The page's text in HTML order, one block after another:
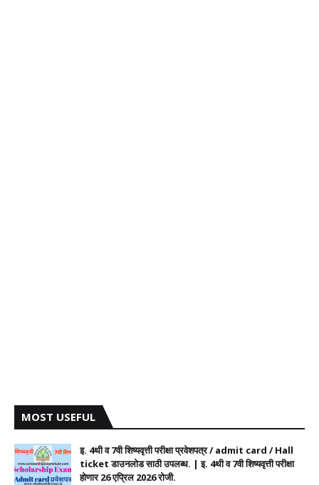
MOST USEFUL
इ. 4थी व 7वी शिष्यवृत्ती परीक्षा प्रवेशपत्र / admit card / Hall
ticket डाउनलोड साठी उपलब्ध. | इ. 4थी व 7वी शिष्यवृत्ती परीक्षा
होणार 26 एप्रिल 2026 रोजी.